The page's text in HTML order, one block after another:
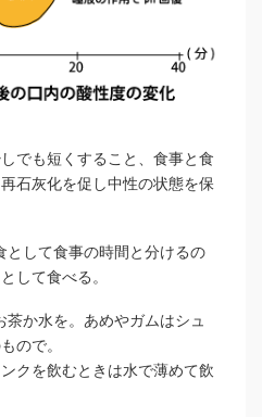
でも短くすること、食事と食
石灰化を促し中性の状態を保
として食事の時間と分けるの
して食べる。
か水を。あめやガムはシュ
ので。
クを飲むときは水で薄めて飲